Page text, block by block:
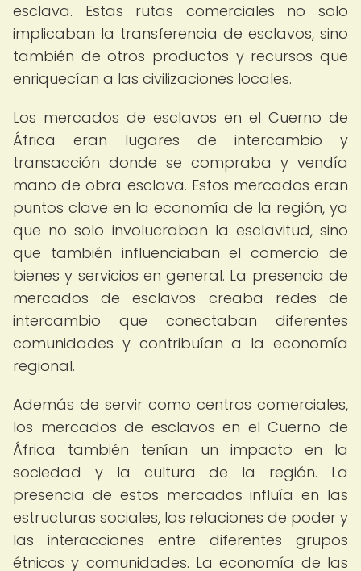
esclava. Estas rutas comerciales no solo
implicaban la transferencia de esclavos, sino
también de otros productos y recursos que
enriquecían a las civilizaciones locales.
Los mercados de esclavos en el Cuerno de
África eran lugares de intercambio y
transacción donde se compraba y vendía
mano de obra esclava. Estos mercados eran
puntos clave en la economía de la región, ya
que no solo involucraban la esclavitud, sino
que también influenciaban el comercio de
bienes y servicios en general. La presencia de
mercados de esclavos creaba redes de
intercambio que conectaban diferentes
comunidades y contribuían a la economía
regional.
Además de servir como centros comerciales,
los mercados de esclavos en el Cuerno de
África también tenían un impacto en la
sociedad y la cultura de la región. La
presencia de estos mercados influía en las
estructuras sociales, las relaciones de poder y
las interacciones entre diferentes grupos
étnicos y comunidades. La economía de las